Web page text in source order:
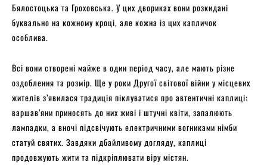
Бялостоцька та Гроховська. У цих двориках вони розкидані
буквально на кожному кроці, але кожна із цих капличок
особлива.
Всі вони створені майже в один період часу, але мають різне
оздоблення та розмір. Ще у роки Другої світової війни у місцевих
жителів з’явилася традиція піклуватися про автентичні каплиці:
варшав’яни приносять до них живі і штучні квіти, запалюють
лампадки, а вночі підсвічують електричними вогниками німби
статуй святих. Завдяки дбайливому догляду, каплиці
продовжують жити та підкріплювати віру містян.